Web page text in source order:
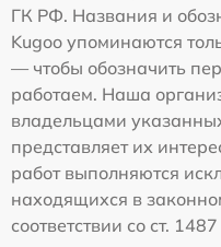
ГК РФ. Названия и
Kugoo упоминаются
— чтобы обозначить
работаем. Наша
владельцами
представляет их
работ выполняются
находящихся в
соответствии со ст.